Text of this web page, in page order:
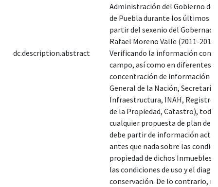
dc.description.abstract
Administración del Gobierno del
de Puebla durante los últimos 5
partir del sexenio del
Rafael Moreno Valle (2011-
Verificando la información con
campo, así como en diferentes
concentración de información
General de la Nación, Secretaría
Infraestructura, INAH, Registro
de la Propiedad, Catastro), toda
cualquier propuesta de plan de
debe partir de información
antes que nada sobre las
propiedad de dichos Inmuebles,
las condiciones de uso y el
conservación. De lo contrario,